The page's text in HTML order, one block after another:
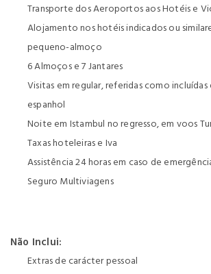
Transporte dos Aeroportos aos Hotéis e
Alojamento nos hotéis indicados ou
pequeno-almoço
6 Almoços e 7 Jantares
Visitas em regular, referidas como
espanhol
Noite em Istambul no regresso, em voos
Taxas hoteleiras e Iva
Assistência 24 horas em caso de
Seguro Multiviagens
Não Inclui:
Extras de carácter pessoal